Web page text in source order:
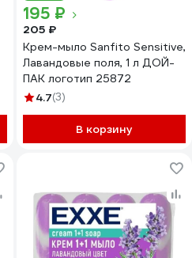
195 ₽
205 ₽
Крем-мыло Sanfito Sensitive,
Лавандовые поля, 1 л ДОЙ-
ПАК логотип 25872
4.7(3)
В корзину